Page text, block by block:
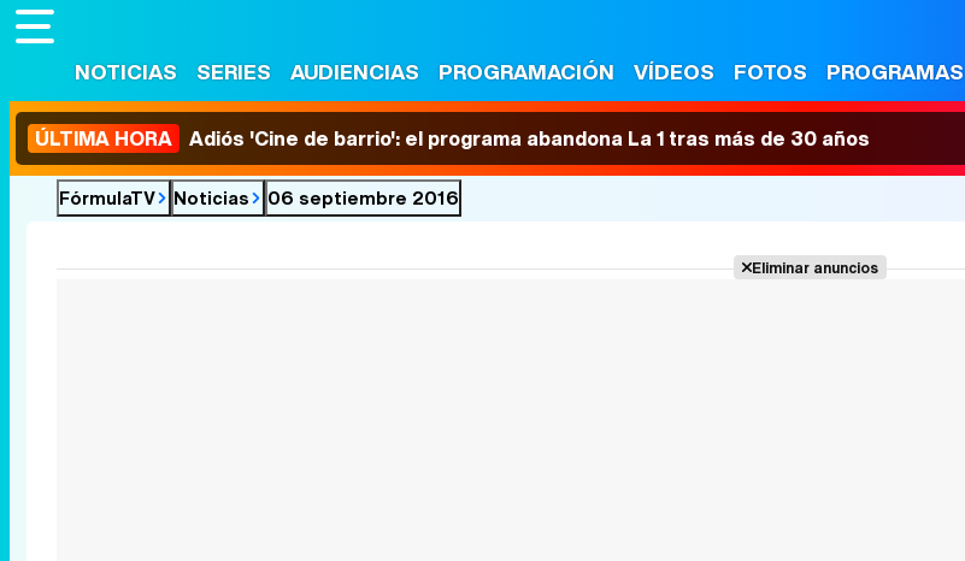
NOTICIAS SERIES AUDIENCIAS PROGRAMACIÓN VÍDEOS FOTOS PROGRAMAS
ÚLTIMA HORA Adiós 'Cine de barrio': el programa abandona La 1 tras más de 30 años
FórmulaTV Noticias 06 septiembre 2016
Eliminar anuncios